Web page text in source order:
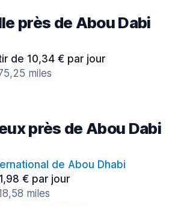
près de Abou Dabi
de 10,34 € par jour
miles
près de Abou Dabi
de Abou Dhabi
€ par jour
miles